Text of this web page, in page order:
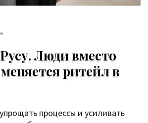
Люди вместо
ритейл в
процессы и усиливать